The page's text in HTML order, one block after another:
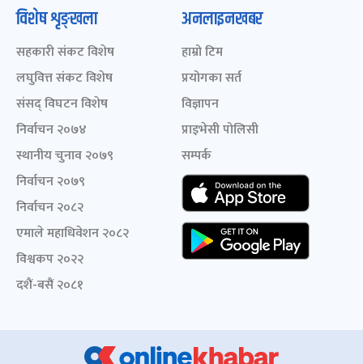
विशेष शृङ्खला
सहकारी संकट विशेष
लघुवित्त संकट विशेष
संसद् विघटन विशेष
निर्वाचन २०७४
स्थानीय चुनाव २०७९
निर्वाचन २०७९
निर्वाचन २०८२
एमाले महाधिवेशन २०८२
विश्वकप २०२२
दशैं-बसैं २०८१
अनलाइनखबर
हाम्रो टिम
प्रयोगका सर्त
विज्ञापन
प्राइभेसी पोलिसी
सम्पर्क